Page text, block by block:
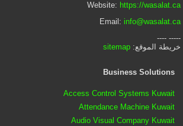
Website: https://wasalat.ca
Email: info@wasalat.ca
----- ----
خريطة الموقع:sitemap
Business Solutions
Access Control Systems Kuwait
Attendance Machine Kuwait
Audio Visual Company Kuwait